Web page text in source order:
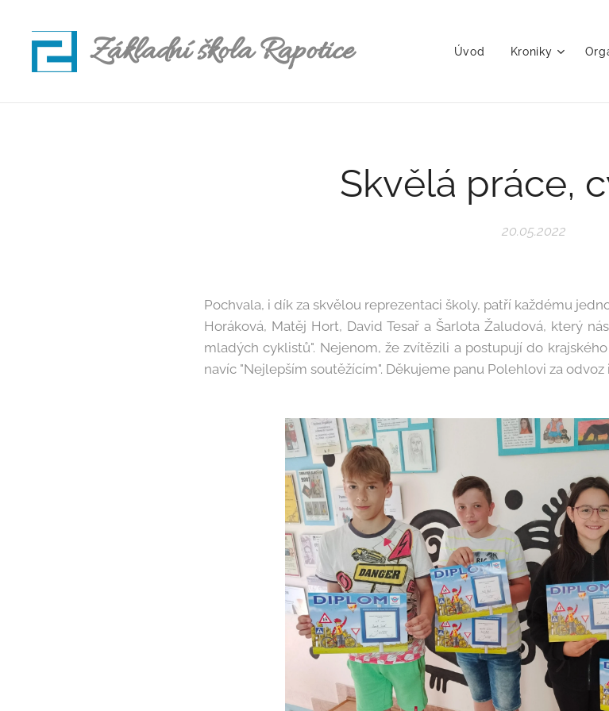
Základní škola Rapotice Úvod Kroniky
Skvělá práce,
20.05.2022
Pochvala, i dík za skvělou reprezentaci školy, patří každému
Horáková, Matěj Hort, David Tesař a Šarlota Žaludová, který
mladých cyklistů". Nejenom, že zvítězili a postupují do
navíc "Nejlepším soutěžícím". Děkujeme panu Polehlovi za